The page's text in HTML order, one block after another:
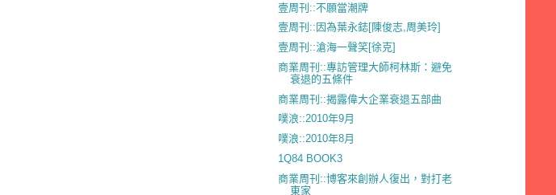
壹周刊::不願當潮牌
壹周刊::因為葉永鋕[陳俊志,周美玲]
壹周刊::滄海一聲笑[徐克]
商業周刊::專訪管理大師柯林斯：避免
衰退的五條件
商業周刊::揭露偉大企業衰退五部曲
噗浪::2010年9月
噗浪::2010年8月
1Q84 BOOK3
商業周刊::博客來創辦人復出，對打老
東家